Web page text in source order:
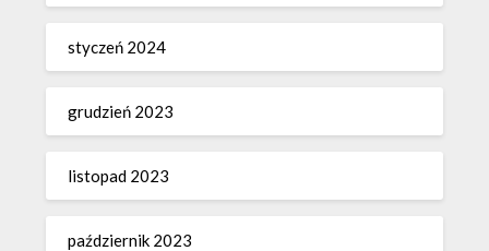
styczeń 2024
grudzień 2023
listopad 2023
październik 2023